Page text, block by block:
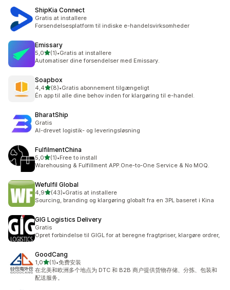
ShipKia Connect
Gratis at installere
Forsendelsesplatform til indiske e-handelsvirksomheder
Emissary
5,0ud af 5 stjerner
(1)
1 anmeldelser i alt
•Gratis at installere
Automatiser dine forsendelser med Emissary.
Soapbox
4,4ud af 5 stjerner
(8)
8 anmeldelser i alt
•Gratis abonnement tilgængeligt
Én app til alle dine behov inden for klargøring til e-handel.
BharatShip
Gratis
AI-drevet logistik- og leveringsløsning
FulfilmentChina
5,0ud af 5 stjerner
(1)
1 anmeldelser i alt
•Free to install
Warehousing & Fulfillment APP.One-to-One Service & No MOQ.
Wefulfil Global
4,9ud af 5 stjerner
(43)
43 anmeldelser i alt
•Gratis at installere
Sourcing, branding og klargøring globalt fra en 3PL baseret i Kina
GIG Logistics Delivery
Gratis
Opret forbindelse til GIGL for at beregne fragtpriser, klargøre ordrer,
GoodCang
1,0ud af 5 stjerner
(1)
1 anmeldelser i alt
•免费安装
在北美和欧洲多个地点为 DTC 和 B2B 商户提供货物存储、分拣、包装和
配送服务。